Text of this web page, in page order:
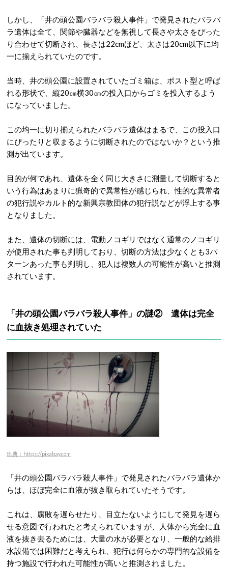
しかし、「井の頭公園バラバラ殺人事件」で発見されたバラバ
ラ遺体は全て、関節や臓器などを無視して長さや太さをぴった
り合わせて切断され、長さは22cmほど、太さは20cm以下に均
一に揃えられていたのです。
当時、井の頭公園に設置されていたゴミ箱は、ポスト型と呼ば
れる形状で、縦20㎝横30㎝の投入口からゴミを投入するよう
になっていました。
この均一に切り揃えられたバラバラ遺体はまるで、この投入口
にぴったりと収まるように切断されたのではないか？という推
測が出ています。
目的が何であれ、遺体を全く同じ大きさに測量して切断すると
いう行為はあまりに猟奇的で異常性が感じられ、性的な異常者
の犯行説やカルト的な新興宗教団体の犯行説などが浮上する事
となりました。
また、遺体の切断には、電動ノコギリではなく通常のノコギリ
が使用された事も判明しており、切断の方法は少なくとも3パ
ターンあった事も判明し、犯人は複数人の可能性が高いと推測
されています。
「井の頭公園バラバラ殺人事件」の謎② 遺体は完全
に血抜き処理されていた
出典：https://pixabay.com
「井の頭公園バラバラ殺人事件」で発見されたバラバラ遺体か
らは、ほぼ完全に血液が抜き取られていたそうです。
これは、腐敗を遅らせたり、目立たないようにして発見を遅ら
せる意図で行われたと考えられていますが、人体から完全に血
液を抜き去るためには、大量の水が必要となり、一般的な給排
水設備では困難だと考えられ、犯行は何らかの専門的な設備を
持つ施設で行われた可能性が高いと推測されました。